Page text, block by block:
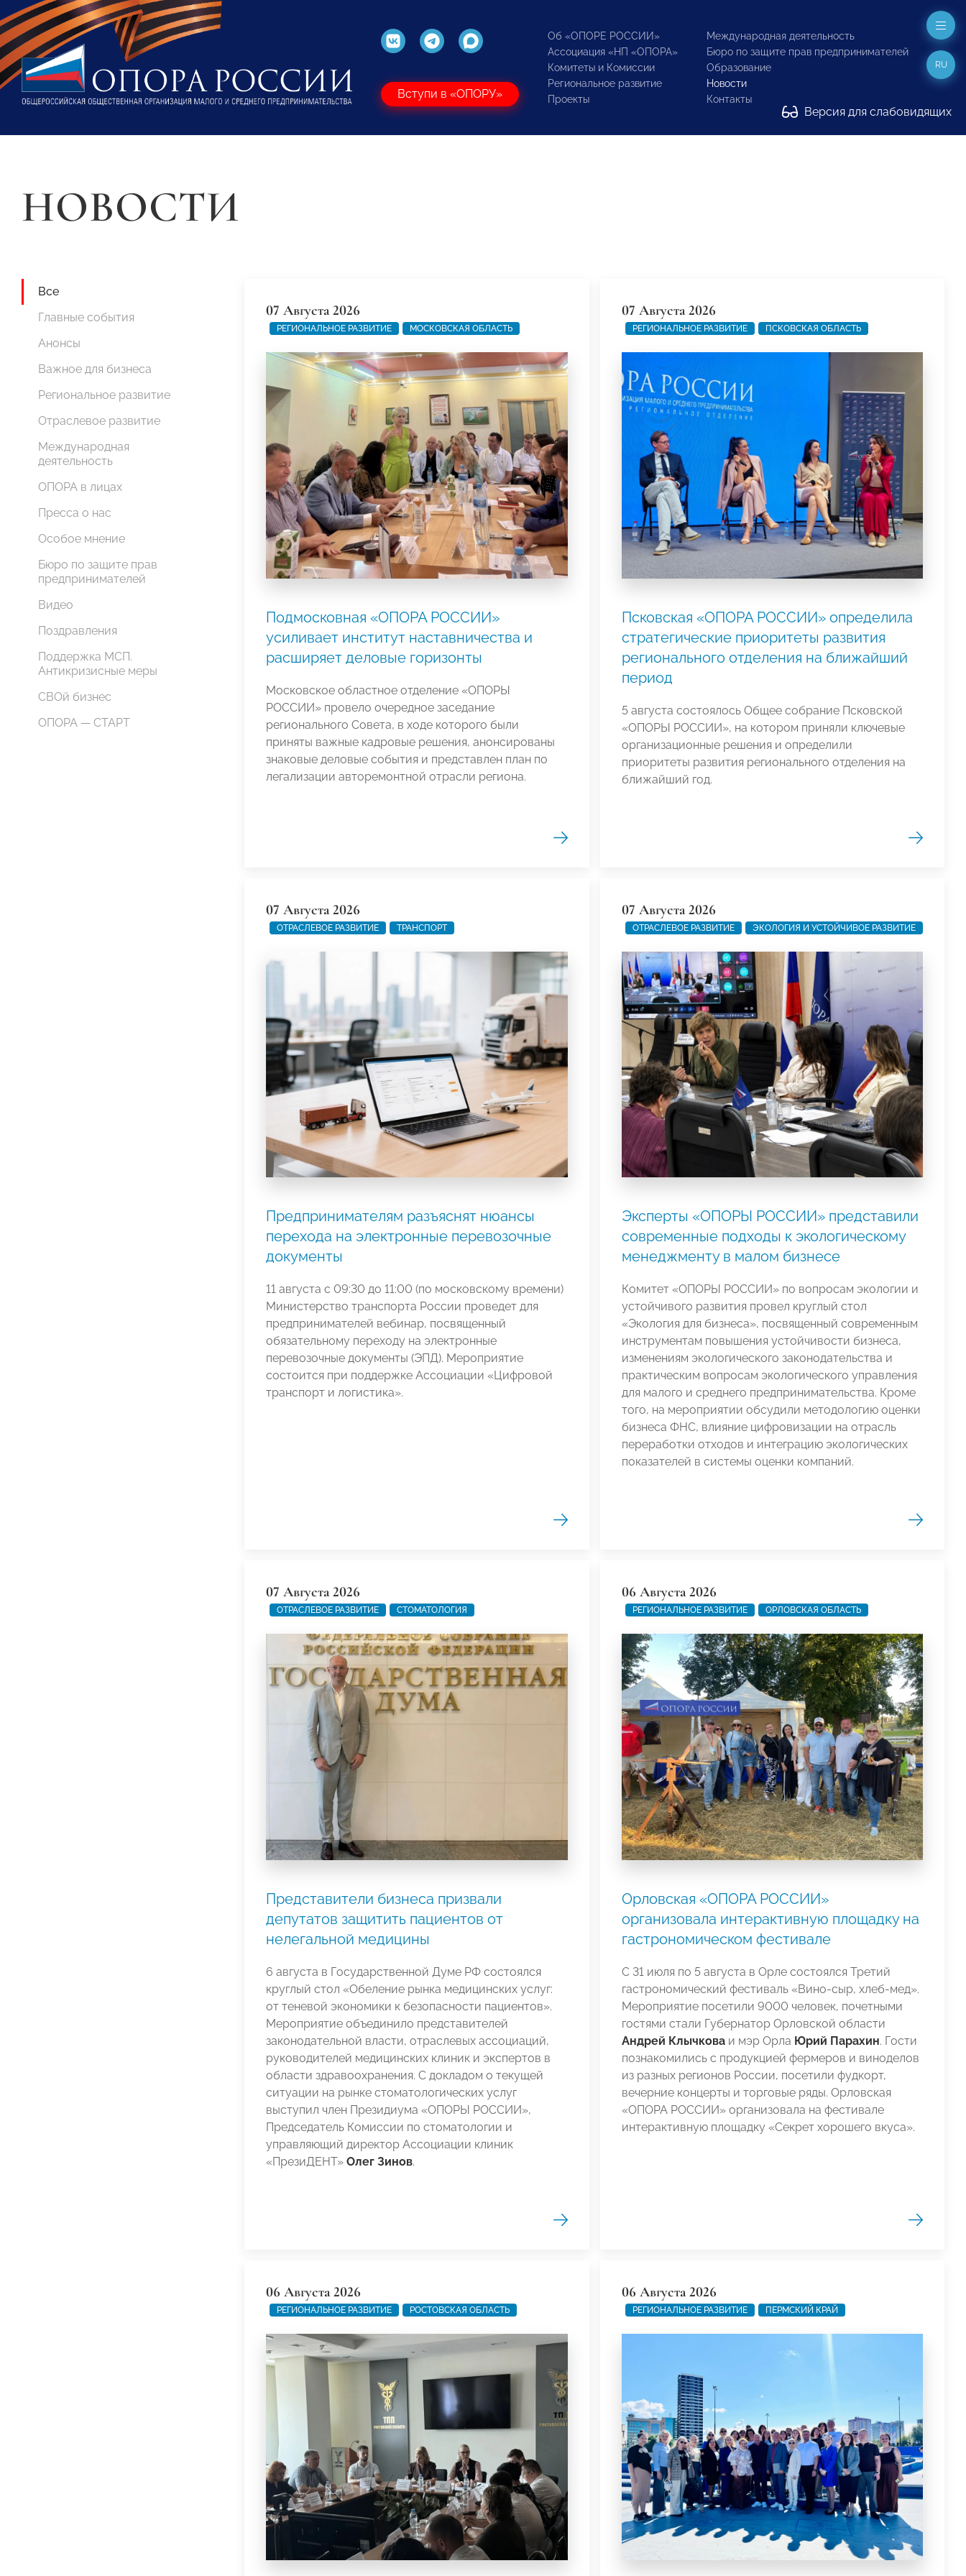
Вступи в «ОПОРУ»
Об «ОПОРЕ РОССИИ»
Ассоциация «НП «ОПОРА»
Комитеты и Комиссии
Региональное развитие
Проекты
Международная деятельность
Бюро по защите прав предпринимателей
Образование
Новости
Контакты
Версия для слабовидящих
RU
НОВОСТИ
Все
Главные события
Анонсы
Важное для бизнеса
Региональное развитие
Отраслевое развитие
Международная
деятельность
ОПОРА в лицах
Пресса о нас
Особое мнение
Бюро по защите прав
предпринимателей
Видео
Поздравления
Поддержка МСП.
Антикризисные меры
СВОй бизнес
ОПОРА — СТАРТ
07 Августа 2026
РЕГИОНАЛЬНОЕ РАЗВИТИЕ МОСКОВСКАЯ ОБЛАСТЬ
Подмосковная «ОПОРА РОССИИ»
усиливает институт наставничества и
расширяет деловые горизонты
Московское областное отделение «ОПОРЫ
РОССИИ» провело очередное заседание
регионального Совета, в ходе которого были
приняты важные кадровые решения, анонсированы
знаковые деловые события и представлен план по
легализации авторемонтной отрасли региона.
07 Августа 2026
РЕГИОНАЛЬНОЕ РАЗВИТИЕ ПСКОВСКАЯ ОБЛАСТЬ
Псковская «ОПОРА РОССИИ» определила
стратегические приоритеты развития
регионального отделения на ближайший
период
5 августа состоялось Общее собрание Псковской
«ОПОРЫ РОССИИ», на котором приняли ключевые
организационные решения и определили
приоритеты развития регионального отделения на
ближайший год.
07 Августа 2026
ОТРАСЛЕВОЕ РАЗВИТИЕ ТРАНСПОРТ
Предпринимателям разъяснят нюансы
перехода на электронные перевозочные
документы
11 августа с 09:30 до 11:00 (по московскому времени)
Министерство транспорта России проведет для
предпринимателей вебинар, посвященный
обязательному переходу на электронные
перевозочные документы (ЭПД). Мероприятие
состоится при поддержке Ассоциации «Цифровой
транспорт и логистика».
07 Августа 2026
ОТРАСЛЕВОЕ РАЗВИТИЕ ЭКОЛОГИЯ И УСТОЙЧИВОЕ РАЗВИТИЕ
Эксперты «ОПОРЫ РОССИИ» представили
современные подходы к экологическому
менеджменту в малом бизнесе
Комитет «ОПОРЫ РОССИИ» по вопросам экологии и
устойчивого развития провел круглый стол
«Экология для бизнеса», посвященный современным
инструментам повышения устойчивости бизнеса,
изменениям экологического законодательства и
практическим вопросам экологического управления
для малого и среднего предпринимательства. Кроме
того, на мероприятии обсудили методологию оценки
бизнеса ФНС, влияние цифровизации на отрасль
переработки отходов и интеграцию экологических
показателей в системы оценки компаний.
07 Августа 2026
ОТРАСЛЕВОЕ РАЗВИТИЕ СТОМАТОЛОГИЯ
Представители бизнеса призвали
депутатов защитить пациентов от
нелегальной медицины
6 августа в Государственной Думе РФ состоялся
круглый стол «Обеление рынка медицинских услуг:
от теневой экономики к безопасности пациентов».
Мероприятие объединило представителей
законодательной власти, отраслевых ассоциаций,
руководителей медицинских клиник и экспертов в
области здравоохранения. С докладом о текущей
ситуации на рынке стоматологических услуг
выступил член Президиума «ОПОРЫ РОССИИ»,
Председатель Комиссии по стоматологии и
управляющий директор Ассоциации клиник
«ПрезиДЕНТ» Олег Зинов.
06 Августа 2026
РЕГИОНАЛЬНОЕ РАЗВИТИЕ ОРЛОВСКАЯ ОБЛАСТЬ
Орловская «ОПОРА РОССИИ»
организовала интерактивную площадку на
гастрономическом фестивале
С 31 июля по 5 августа в Орле состоялся Третий
гастрономический фестиваль «Вино-сыр, хлеб-мед».
Мероприятие посетили 9000 человек, почетными
гостями стали Губернатор Орловской области
Андрей Клычковаи мэр Орла Юрий Парахин. Гости
познакомились с продукцией фермеров и виноделов
из разных регионов России, посетили фудкорт,
вечерние концерты и торговые ряды. Орловская
«ОПОРА РОССИИ» организовала на фестивале
интерактивную площадку «Секрет хорошего вкуса».
06 Августа 2026
РЕГИОНАЛЬНОЕ РАЗВИТИЕ РОСТОВСКАЯ ОБЛАСТЬ
06 Августа 2026
РЕГИОНАЛЬНОЕ РАЗВИТИЕ ПЕРМСКИЙ КРАЙ